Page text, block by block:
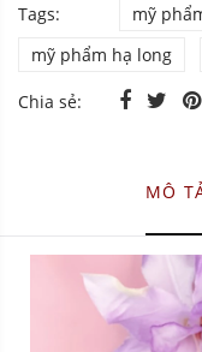
Tags: mỹ
mỹ phẩm hạ long
Chia sẻ:
MÔ